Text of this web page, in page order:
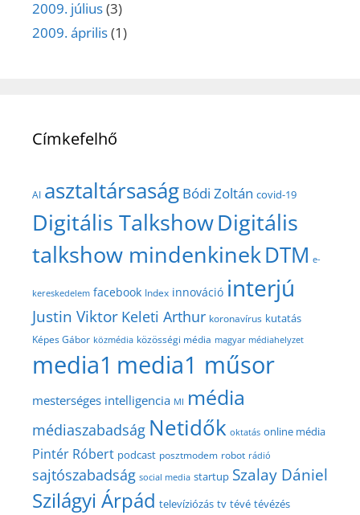
2009. július(3)
2009. április(1)
Címkefelhő
AI asztaltársaság Bódi Zoltán covid-19
Digitális TalkshowDigitális
talkshow mindenkinekDTM e-
kereskedelem facebook Index innováció interjú
Justin Viktor Keleti Arthur koronavírus kutatás
Képes Gábor közmédia közösségi média magyar médiahelyzet
media1 media1 műsor
mesterséges intelligencia MI média
médiaszabadság Netidők oktatás online média
Pintér Róbert podcast posztmodem robot rádió
sajtószabadság social media startup Szalay Dániel
Szilágyi Árpád televíziózás tv tévé tévézés